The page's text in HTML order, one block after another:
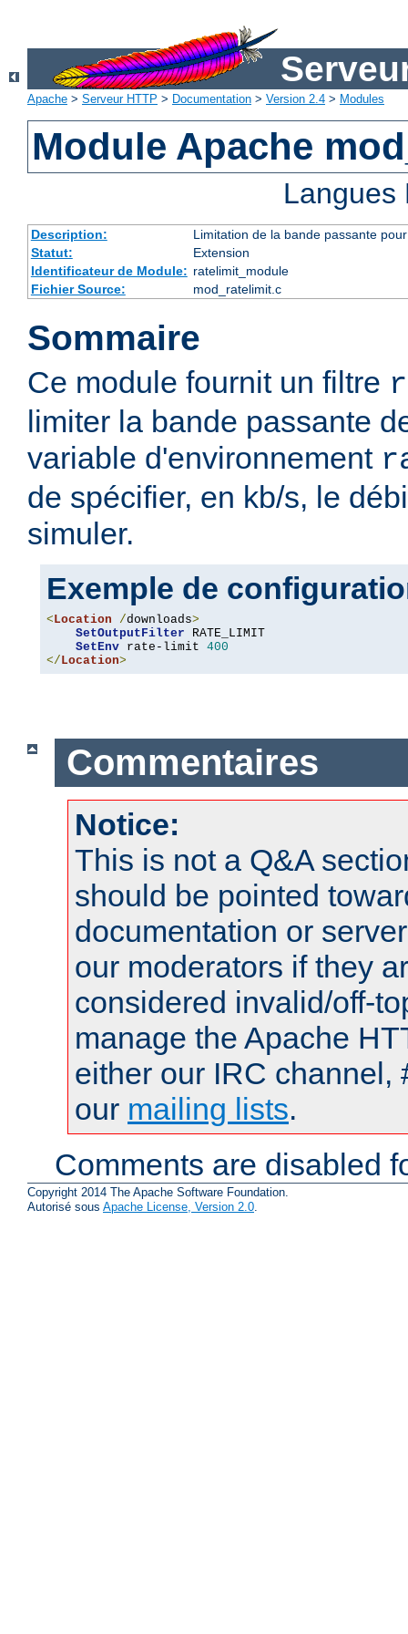
Apache > Serveur HTTP > Documentation > Version 2.4 > Modules
Module Apache
Description:
Limitation de la bande passante
Statut:
Extension
Identificateur de Module: ratelimit_module
Fichier Source:
mod_ratelimit.c
Sommaire
Ce module fournit un filtre
limiter la bande passante
variable d'environnement
de spécifier, en kb/s, le
simuler.
Exemple de
<Location /downloads>
SetOutputFilter RATE_LIMIT
SetEnv rate-limit 400
</Location>
Commentaires
Notice:
This is not a Q&A
should be pointed
documentation or
our moderators if they
considered invalid/off-
manage the Apache
either our IRC channel,
our mailing lists.
Comments are disabled
Copyright 2014 The Apache Software Foundation.
Autorisé sous Apache License, Version 2.0.